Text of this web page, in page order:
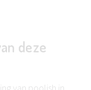
deze
van poolish in